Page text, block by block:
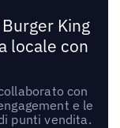
King
locale con
con
e le
punti vendita.